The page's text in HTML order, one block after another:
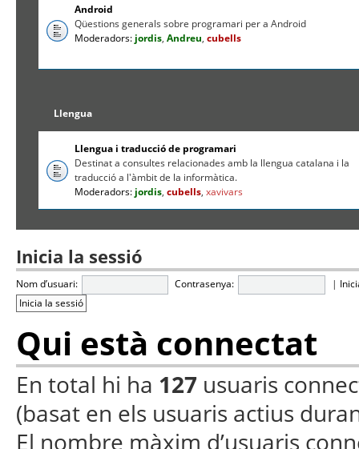
Android
Qüestions generals sobre programari per a Android
Moderadors: jordis,Andreu,cubells
Llengua
Llengua i traducció de programari
Destinat a consultes relacionades amb la llengua catalana i la
traducció a l'àmbit de la informàtica.
Moderadors: jordis,cubells,xavivars
Inicia la sessió
Nom d’usuari: Contrasenya: |
Qui està connectat
En total hi ha 127 usuaris
(basat en els usuaris actius
El nombre màxim d’usuaris